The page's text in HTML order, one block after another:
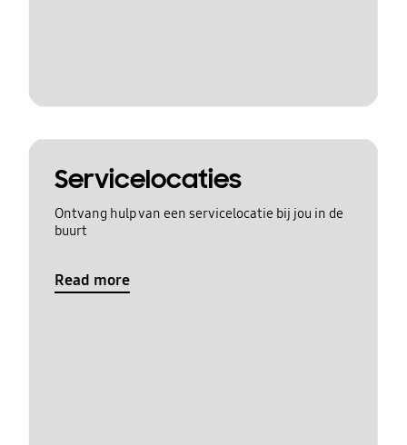
Servicelocaties
Ontvang hulp van een servicelocatie bij jou in de
buurt
Read more